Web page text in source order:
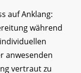
auf Anklang:
während
anwesenden
vertraut zu